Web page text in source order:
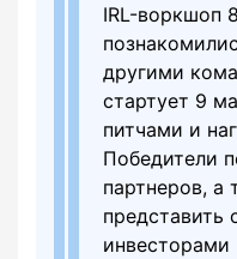
IRL-воркшоп
другими
стартует 9
питчами и
Победители
партнеров, а
представить
инвесторами